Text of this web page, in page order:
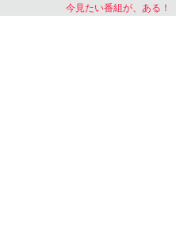
今見たい番組が、ある！